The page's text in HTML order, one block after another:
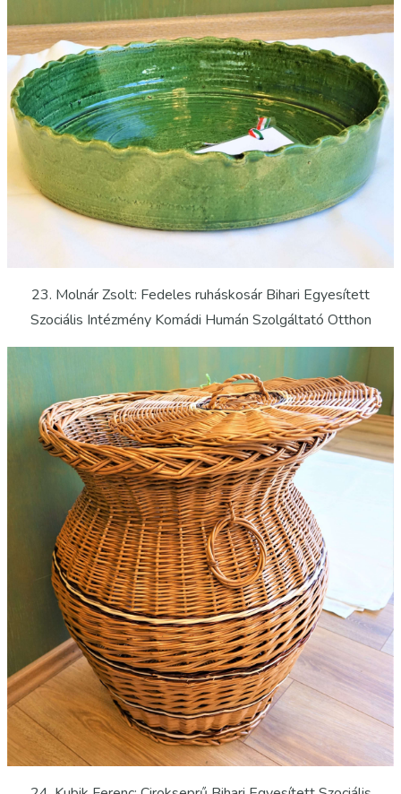
23. Molnár Zsolt: Fedeles ruháskosár Bihari Egyesített
Szociális Intézmény Komádi Humán Szolgáltató Otthon